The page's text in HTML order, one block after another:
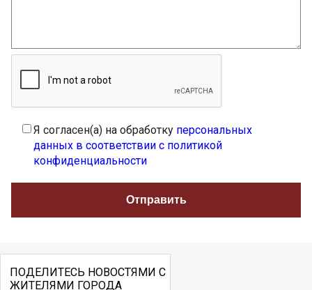
Я согласен(а) на обработку персональных
данных в соответствии с политикой
конфиденциальности
ПОДЕЛИТЕСЬ НОВОСТЯМИ С
ЖИТЕЛЯМИ ГОРОДА